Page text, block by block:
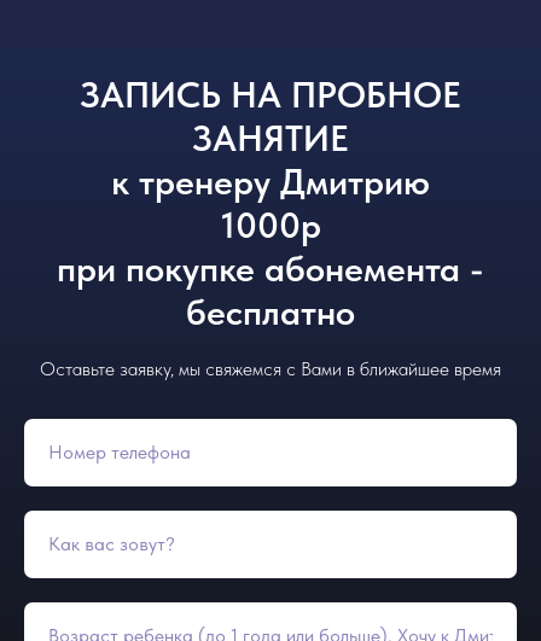
ЗАПИСЬ НА ПРОБНОЕ
ЗАНЯТИЕ
к тренеру Дмитрию
1000р
при покупке абонемента -
бесплатно
Оставьте заявку, мы свяжемся с Вами в ближайшее время